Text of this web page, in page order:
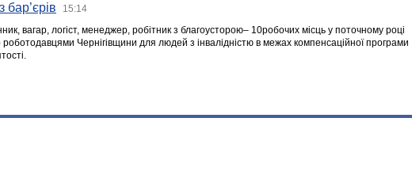
бар’єрів 15:14
вагар, логіст, менеджер, робітник з благоусторою– 10робочих місць у поточному році
Чернігівщини для людей з інвалідністю в межах компенсаційної програми